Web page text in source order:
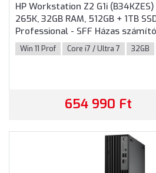
HP Workstation Z2 G1i
265K, 32GB RAM, 512GB + 1TB
Professional - SFF Házas
garancia
Win 11 Prof Core i7 / Ultra 7 32GB
654 990 Ft